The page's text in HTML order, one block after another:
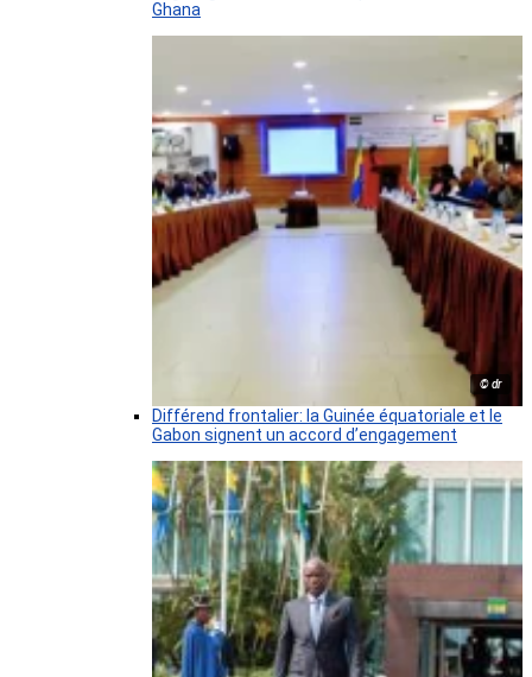
Ghana
© dr
Différend frontalier: la Guinée équatoriale et le
Gabon signent un accord d’engagement